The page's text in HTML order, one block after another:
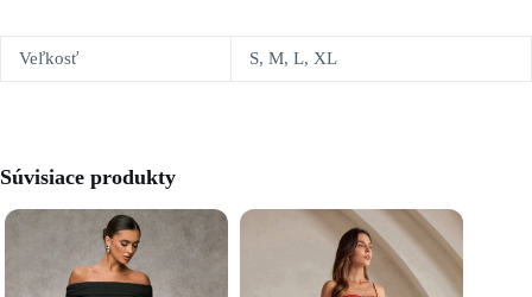
Veľkosť S, M, L, XL
Súvisiace produkty